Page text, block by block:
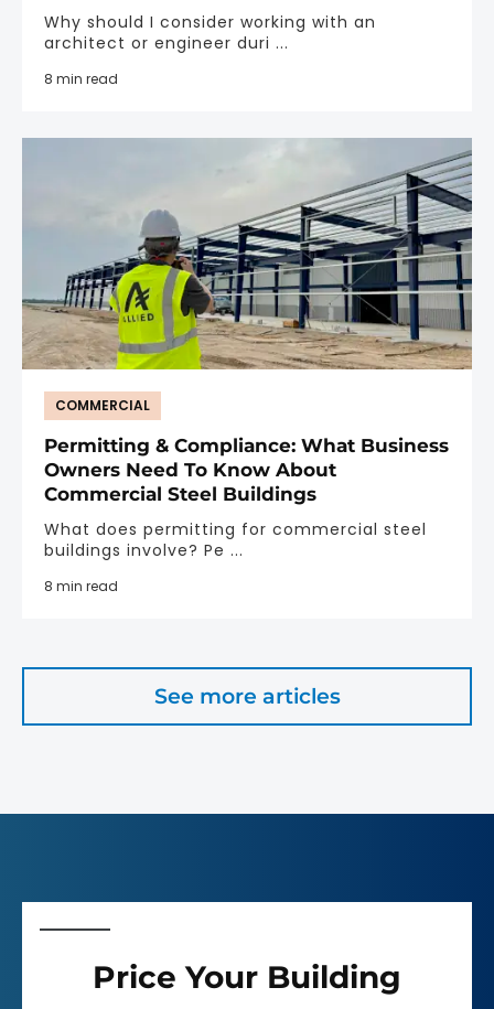
Why should I consider working with an
architect or engineer duri ...
8 min read
COMMERCIAL
Permitting & Compliance: What Business
Owners Need To Know About
Commercial Steel Buildings
What does permitting for commercial steel
buildings involve? Pe ...
8 min read
See more articles
Price Your Building